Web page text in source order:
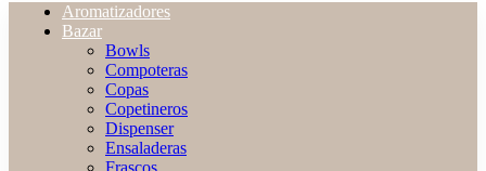
Aromatizadores
Bazar
Bowls
Compoteras
Copas
Copetineros
Dispenser
Ensaladeras
Frascos